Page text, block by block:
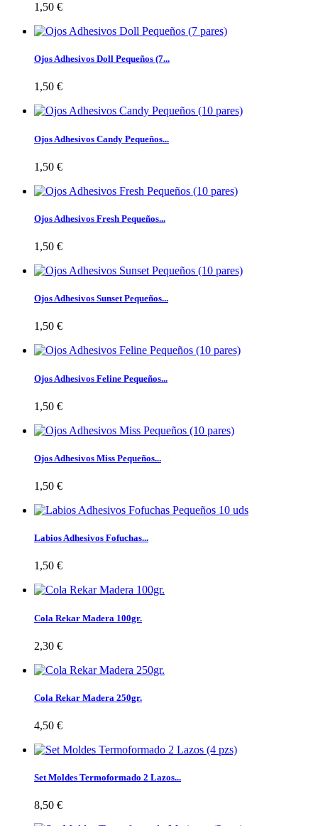
1,50 €
Ojos Adhesivos Doll Pequeños (7...
1,50 €
Ojos Adhesivos Candy Pequeños...
1,50 €
Ojos Adhesivos Fresh Pequeños...
1,50 €
Ojos Adhesivos Sunset Pequeños...
1,50 €
Ojos Adhesivos Feline Pequeños...
1,50 €
Ojos Adhesivos Miss Pequeños...
1,50 €
Labios Adhesivos Fofuchas...
1,50 €
Cola Rekar Madera 100gr.
2,30 €
Cola Rekar Madera 250gr.
4,50 €
Set Moldes Termoformado 2 Lazos...
8,50 €